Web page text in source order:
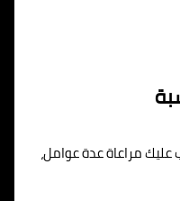
عليك مراعاة عدة عوامل،